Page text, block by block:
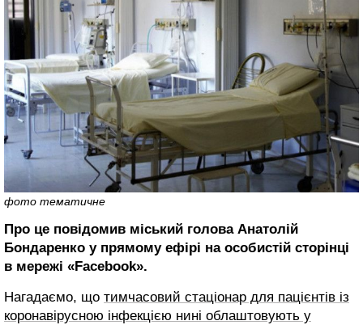
фото тематичне
Про це повідомив міський голова Анатолій
Бондаренко у прямому ефірі на особистій сторінці
в мережі «Facebook».
Нагадаємо, що тимчасовий стаціонар для пацієнтів із
коронавірусною інфекцією нині облаштовують у